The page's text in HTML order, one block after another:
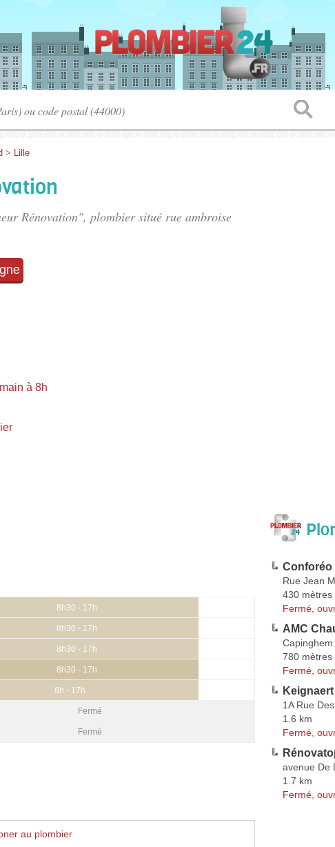
> Lille
Rénovation", plombier situé rue ambroise
à 8h
8h30 - 17h
8h30 - 17h
8h30 - 17h
8h30 - 17h
8h - 17h
Fermé
Fermé
au plombier
Conforéo
Rue Jean
430 mètres
Fermé,
AMC
Capinghem
780 mètres
Fermé,
1A Rue
1.6 km
Fermé,
avenue De
1.7 km
Fermé,